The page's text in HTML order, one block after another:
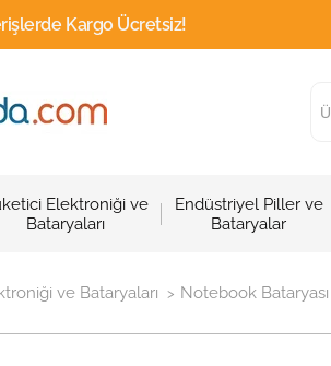
Kargo Ücretsiz!
Elektroniği ve
Bataryaları
Endüstriyel Piller ve
Bataryalar
ve Bataryaları > Notebook Bataryası